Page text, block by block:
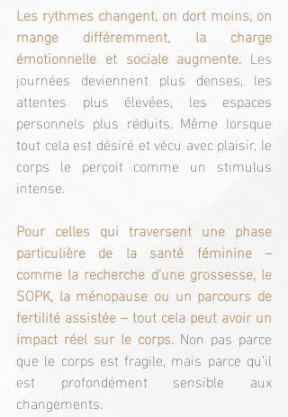
Les rythmes changent, on dort moins, on
mange différemment, la charge
émotionnelle et sociale augmente. Les
journées deviennent plus denses, les
attentes plus élevées, les espaces
personnels plus réduits. Même lorsque
tout cela est désiré et vécu avec plaisir, le
corps le perçoit comme un stimulus
intense.
Pour celles qui traversent une phase
particulière de la santé féminine –
comme la recherche d'une grossesse, le
SOPK, la ménopause ou un parcours de
fertilité assistée – tout cela peut avoir un
impact réel sur le corps. Non pas parce
que le corps est fragile, mais parce qu’il
est profondément sensible aux
changements.